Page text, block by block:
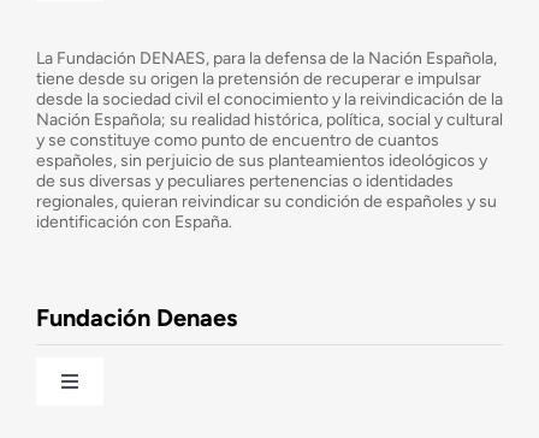
¿Cuáles son nuestros objetivos?
Consejo Asesor
La Fundación DENAES, para la defensa de la Nación Española,
tiene desde su origen la pretensión de recuperar e impulsar
desde la sociedad civil el conocimiento y la reivindicación de la
Nación Española; su realidad histórica, política, social y cultural
y se constituye como punto de encuentro de cuantos
españoles, sin perjuicio de sus planteamientos ideológicos y
de sus diversas y peculiares pertenencias o identidades
regionales, quieran reivindicar su condición de españoles y su
identificación con España.
Fundación Denaes
Toggle